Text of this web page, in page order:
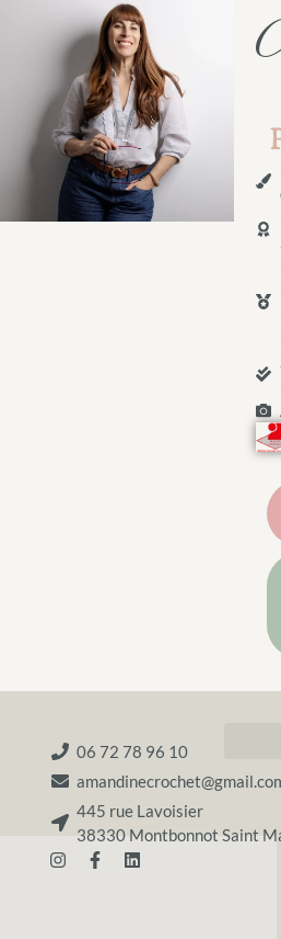
06 72 78 96 10
445 rue Lavoisier
38330 Montbonnot Saint